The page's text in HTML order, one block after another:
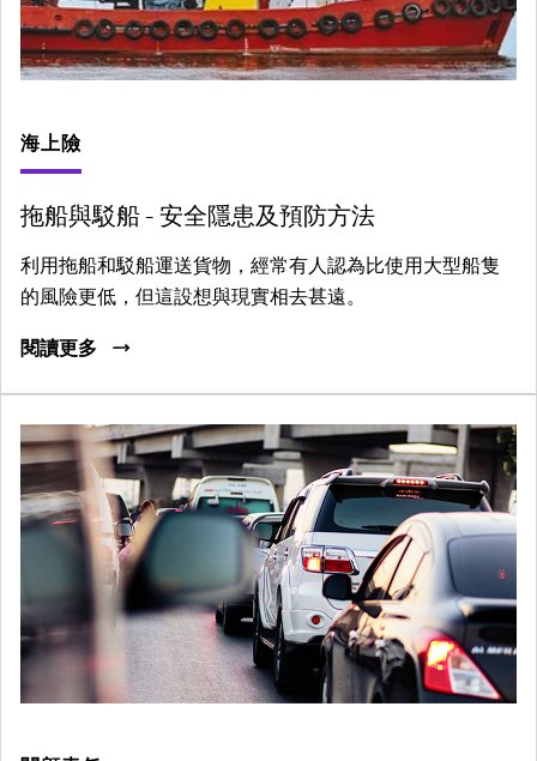
海上險
拖船與駁船 – 安全隱患及預防方法
利用拖船和駁船運送貨物，經常有人認為比使用大型船隻
的風險更低，但這設想與現實相去甚遠。
閱讀更多